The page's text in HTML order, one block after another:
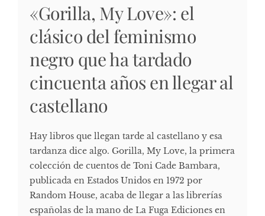
«Gorilla, My Love»: el
clásico del feminismo
negro que ha tardado
cincuenta años en llegar al
castellano
Hay libros que llegan tarde al castellano y esa
tardanza dice algo. Gorilla, My Love, la primera
colección de cuentos de Toni Cade Bambara,
publicada en Estados Unidos en 1972 por
Random House, acaba de llegar a las librerías
españolas de la mano de La Fuga Ediciones en